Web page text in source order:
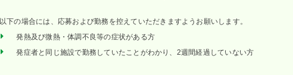
以下の場合には、応募および勤務を控えていただきますようお願いします。
発熱及び微熱・体調不良等の症状がある方
発症者と同じ施設で勤務していたことがわかり、2週間経過していない方